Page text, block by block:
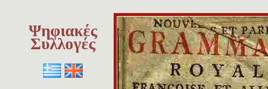
Ψηφιακές
Συλλογές